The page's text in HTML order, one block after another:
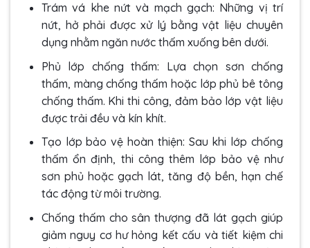
Trám vá khe nứt và mạch gạch: Những vị trí
nứt, hở phải được xử lý bằng vật liệu chuyên
dụng nhằm ngăn nước thấm xuống bên dưới.
Phủ lớp chống thấm: Lựa chọn sơn chống
thấm, màng chống thấm hoặc lớp phủ bê tông
chống thấm. Khi thi công, đảm bảo lớp vật liệu
được trải đều và kín khít.
Tạo lớp bảo vệ hoàn thiện: Sau khi lớp chống
thấm ổn định, thi công thêm lớp bảo vệ như
sơn phủ hoặc gạch lát, tăng độ bền, hạn chế
tác động từ môi trường.
Chống thấm cho sân thượng đã lát gạch giúp
giảm nguy cơ hư hỏng kết cấu và tiết kiệm chi